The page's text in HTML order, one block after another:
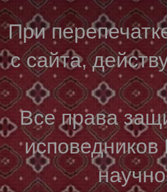
При
с сайта,
Все права